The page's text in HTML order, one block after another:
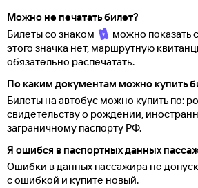
Можно не печатать билет?
Билеты со знаком
можно показать
этого значка нет, маршрутную
обязательно распечатать.
По каким документам можно купить
Билеты на автобус можно купить по:
свидетельству о рождении,
заграничному паспорту РФ.
Я ошибся в паспортных данных
Ошибки в данных пассажира не
с ошибкой и купите новый.